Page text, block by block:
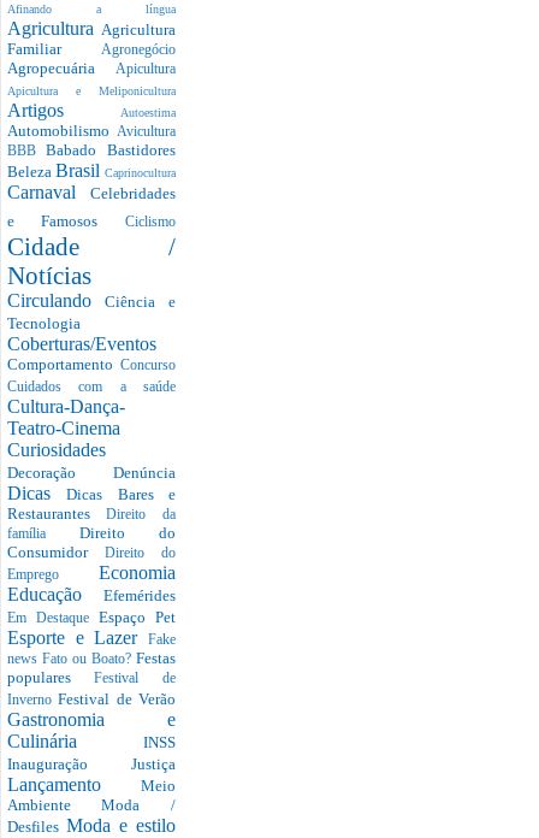
Afinando a língua
Agricultura Agricultura
Familiar Agronegócio
Agropecuária Apicultura
Apicultura e Meliponicultura
Artigos Autoestima
Automobilismo Avicultura
BBBBabado Bastidores
Beleza Brasil Caprinocultura
Carnaval Celebridades
e Famosos Ciclismo
Cidade /
Notícias
CirculandoCiência e
Tecnologia
Coberturas/Eventos
Comportamento Concurso
Cuidados com a saúde
Cultura-Dança-
Teatro-Cinema
Curiosidades
Decoração Denúncia
DicasDicas Bares e
RestaurantesDireito da
família Direito do
Consumidor Direito do
Emprego Economia
Educação Efemérides
Em Destaque Espaço Pet
Esporte e Lazer
Fake
news Fato ou Boato? Festas
popularesFestival de
InvernoFestival de Verão
Gastronomia e
Culinária INSS
Inauguração Justiça
Lançamento Meio
AmbienteModa /
Desfiles Moda e estilo